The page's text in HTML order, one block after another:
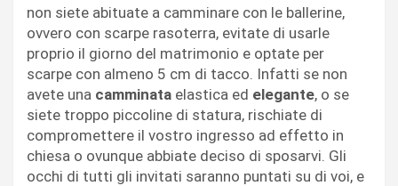
non siete abituate a camminare con le ballerine,
ovvero con scarpe rasoterra, evitate di usarle
proprio il giorno del matrimonio e optate per
scarpe con almeno 5 cm di tacco. Infatti se non
avete una camminata elastica ed elegante, o se
siete troppo piccoline di statura, rischiate di
compromettere il vostro ingresso ad effetto in
chiesa o ovunque abbiate deciso di sposarvi. Gli
occhi di tutti gli invitati saranno puntati su di voi, e